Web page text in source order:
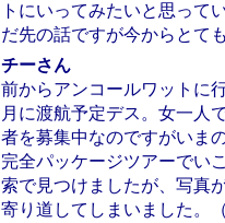
トにいってみたいと思って
だ先の話ですが今からとて
チーさん
前からアンコールワットに
月に渡航予定デス。女一人
者を募集中なのですがいま
完全パッケージツアーでい
索で見つけましたが、写真
寄り道してしまいました。